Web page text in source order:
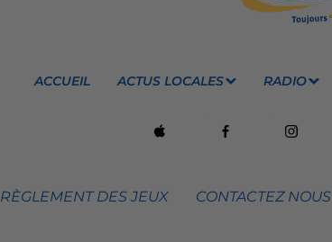
ACCUEIL ACTUS LOCALES RADIO
RÈGLEMENT DES JEUX CONTACTEZ NOUS